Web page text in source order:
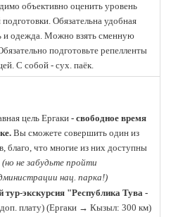
объективно оценить уровень
Обязательна удобная
и одежда. Можно взять сменную
подготовьте репелленты
С собой - сух. паёк.
цель Ергаки- свободное время
Вы сможете совершить один из
благо, что многие из них доступны
(но не забудьте пройти
нац. парка!)
тур-экскурсия "Республика Тува -
плату) (Ергаки → Кызыл: 300 км)